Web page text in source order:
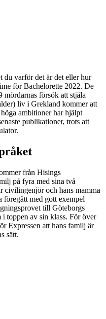
du varför det är det eller hur
för Bachelorette 2022. De
mördarnas försök att stjäla
liv i Grekland kommer att
ambitioner har hjälpt
publikationer, trots att
från Hisings
på fyra med sina två
civilingenjör och hans mamma
med gott exempel
till Göteborgs
toppen av sin klass. För över
Expressen att hans familj är
sätt.